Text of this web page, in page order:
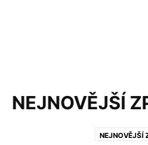
NEJNOVĚJŠÍ
NEJNOVĚJŠÍ